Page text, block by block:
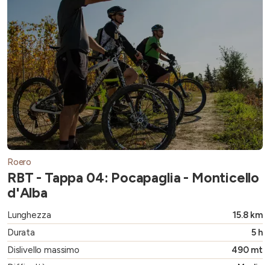
Roero
RBT - Tappa 04: Pocapaglia - Monticello
d'Alba
Lunghezza
15.8 km
Durata
5 h
Dislivello massimo
490 mt